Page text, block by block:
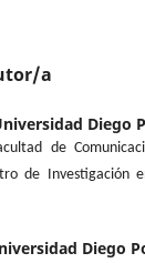
a
Diego
de
de Investigación
Diego